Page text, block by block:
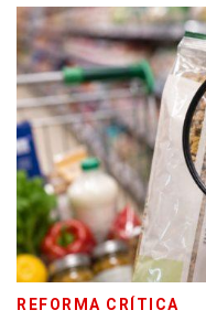
REFORMA CRÍTICA